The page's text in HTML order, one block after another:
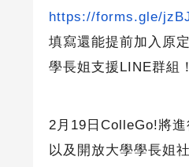
https://forms.gle/
填寫還能提前加入原定
學長姐支援 LINE群組！
2 月 19 日 ColleGo!將
以及開放大學學長姐